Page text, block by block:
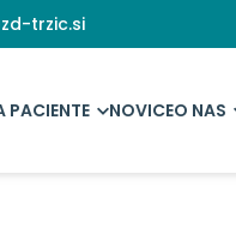
trzic.si
PACIENTE NOVICEO NAS